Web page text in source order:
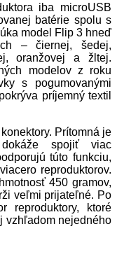
iba microUSB
batérie spolu s
model Flip 3 hneď
– čiernej, šedej,
oranžovej a žltej.
modelov z roku
s pogumovanými
príjemný textil
Prítomná je
spojiť viac
túto funkciu,
reproduktorov.
450 gramov,
veľmi prijateľné. Po
reproduktory, ktoré
vzhľadom nejedného